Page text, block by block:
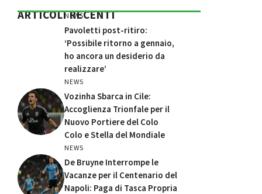
ARTICOLI RECENTI
NEWS
Pavoletti post-ritiro:
‘Possibile ritorno a gennaio,
ho ancora un desiderio da
realizzare’
NEWS
Vozinha Sbarca in Cile:
Accoglienza Trionfale per il
Nuovo Portiere del Colo
Colo e Stella del Mondiale
NEWS
De Bruyne Interrompe le
Vacanze per il Centenario del
Napoli: Paga di Tasca Propria